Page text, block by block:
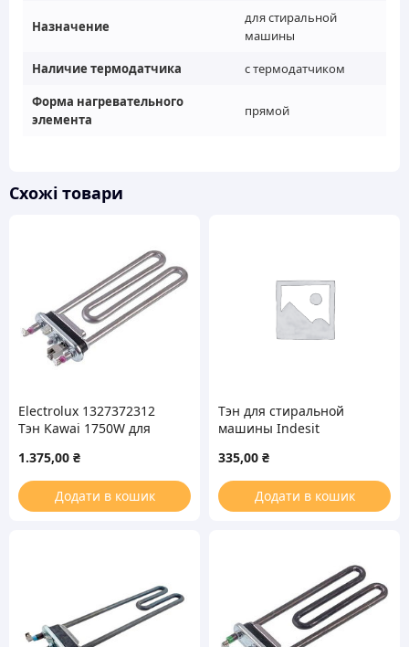
Назначение
для стиральной
машины
Наличие термодатчика
с термодатчиком
Форма нагревательного
элемента
прямой
Схожі товари
Electrolux 1327372312
Тэн Kawai 1750W для
1.375,00 ₴
Додати в кошик
Тэн для стиральной
машины Indesit
1700 Kawai L=165mm
1700W
335,00 ₴
Додати в кошик